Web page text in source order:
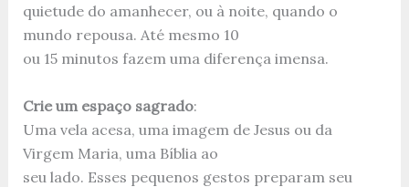
quietude do amanhecer, ou à noite, quando o
mundo repousa. Até mesmo 10
ou 15 minutos fazem uma diferença imensa.
Crie um espaço sagrado:
Uma vela acesa, uma imagem de Jesus ou da
Virgem Maria, uma Bíblia ao
seu lado. Esses pequenos gestos preparam seu